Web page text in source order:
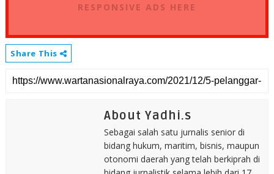
RESPONSIVE ADS HERE
Share This
About Yadhi.s
Sebagai salah satu jurnalis senior di
bidang hukum, maritim, bisnis, maupun
otonomi daerah yang telah berkiprah di